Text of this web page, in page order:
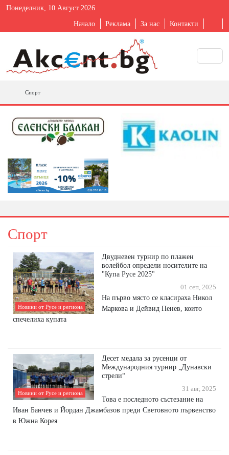
Понеделник, 10 Август 2026
Начало Реклама За нас Контакти
Спорт
Спорт
Новини от Русе и региона
Двудневен турнир по плажен
волейбол определи носителите на
"Купа Русе 2025"
01 сеп, 2025
На първо място се класираха Никол
Маркова и Дейвид Пенев, които
спечелиха купата
Новини от Русе и региона
Десет медала за русенци от
Международния турнир „Дунавски
стрели“
31 авг, 2025
Това е последното състезание на
Иван Банчев и Йордан Джамбазов преди Световното първенство
в Южна Корея